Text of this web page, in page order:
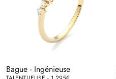
Bague - Ingénieuse